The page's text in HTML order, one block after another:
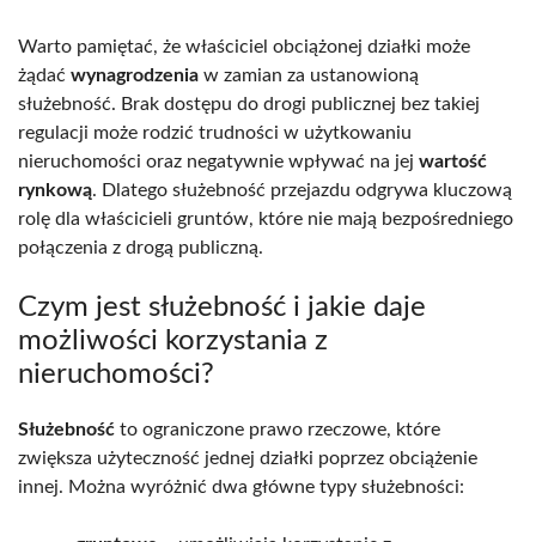
Warto pamiętać, że właściciel obciążonej działki może
żądać wynagrodzenia w zamian za ustanowioną
służebność. Brak dostępu do drogi publicznej bez takiej
regulacji może rodzić trudności w użytkowaniu
nieruchomości oraz negatywnie wpływać na jej wartość
rynkową. Dlatego służebność przejazdu odgrywa kluczową
rolę dla właścicieli gruntów, które nie mają bezpośredniego
połączenia z drogą publiczną.
Czym jest służebność i jakie daje
możliwości korzystania z
nieruchomości?
Służebność to ograniczone prawo rzeczowe, które
zwiększa użyteczność jednej działki poprzez obciążenie
innej. Można wyróżnić dwa główne typy służebności: